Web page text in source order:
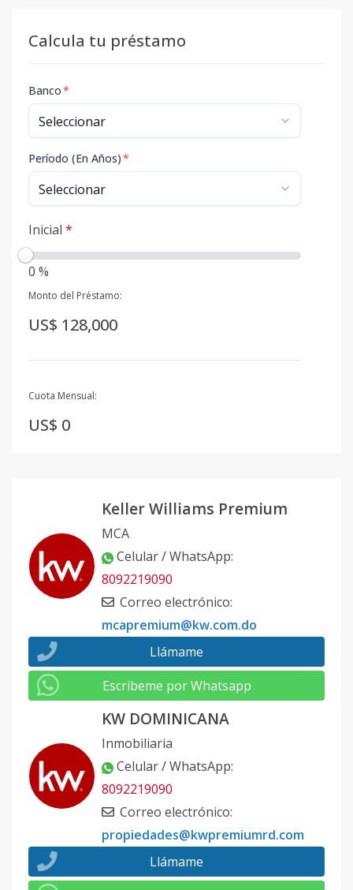
Calcula tu préstamo
Banco*
Período (En Años)*
Inicial *
0 %
Monto del Préstamo:
US$ 128,000
Cuota Mensual:
US$ 0
Keller Williams Premium
MCA
Celular / WhatsApp:
8092219090
Correo electrónico:
mcapremium@kw.com.do
Llámame
Escribeme por Whatsapp
KW DOMINICANA
Inmobiliaria
Celular / WhatsApp:
8092219090
Correo electrónico:
propiedades@kwpremiumrd.com
Llámame